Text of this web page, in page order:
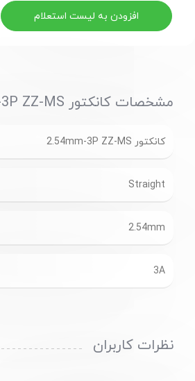
افزودن به لیست استعلام
مشخصات کانکتور 2.54mm-3P ZZ-MS
کانکتور 2.54mm-3P ZZ-MS
Straight
2.54mm
3A
نظرات کاربران